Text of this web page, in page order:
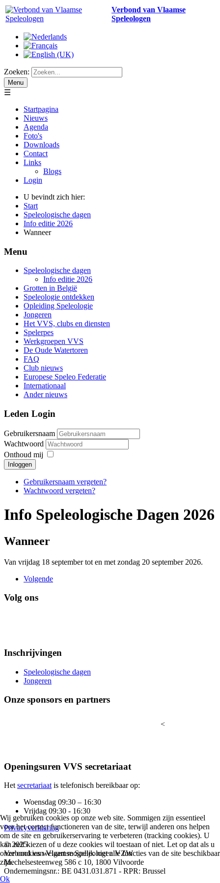
Verbond van Vlaamse
Speleologen
Zoeken:
Menu
☰
Startpagina
Nieuws
Agenda
Foto's
Downloads
Contact
Links
Blogs
Login
U bevindt zich hier:
Start
Speleologische dagen
Info editie 2026
Wanneer
Menu
Speleologische dagen
Info editie 2026
Grotten in België
Speleologie ontdekken
Opleiding Speleologie
Jongeren
Het VVS, clubs en diensten
Spelerpes
Werkgroepen VVS
De Oude Watertoren
FAQ
Club nieuws
Europese Speleo Federatie
Internationaal
Ander nieuws
Leden Login
Gebruikersnaam
Wachtwoord
Onthoud mij
Inloggen
Gebruikersnaam vergeten?
Wachtwoord vergeten?
Info Speleologische Dagen 2026
Wanneer
Van vrijdag 18 september tot en met zondag 20 september 2026.
Volgende
Volg ons
Inschrijvingen
Speleologische dagen
Jongeren
Onze sponsors en partners
<
Openingsuren VVS secretariaat
Hetsecretariaatis telefonisch bereikbaar op:
Woensdag 09:30 – 16:30
Vrijdag 09:30 - 16:30
Privacyverklaring
© 2025
Verbond van Vlaamse Speleologen VZW
Mechelsesteenweg 586 c 10, 1800 Vilvoorde
Ondernemingsnr.: BE 0431.031.871 - RPR: Brussel
Wij gebruiken cookies op onze web site. Sommigen zijn essentieel
voor het correct functioneren van de site, terwijl anderen ons helpen
om de site en gebruikerservaring te verbeteren (tracking cookies). U
kan zelf kiezen of u deze cookies wil toestaan of niet. Let op dat als u
onze cookies weigert mogelijk niet alle functies van de site beschikbaar
zijn.
Ok